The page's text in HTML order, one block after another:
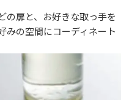
の扉と、お好きな取っ手を
みの空間にコーディネート